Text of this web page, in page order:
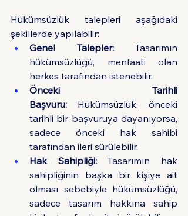
Hükümsüzlük talepleri aşağıdaki
şekillerde yapılabilir:
Genel Talepler: Tasarımın
hükümsüzlüğü, menfaati olan
herkes tarafından istenebilir.
Önceki Tarihli
Başvuru: Hükümsüzlük, önceki
tarihli bir başvuruya dayanıyorsa,
sadece önceki hak sahibi
tarafından ileri sürülebilir.
Hak Sahipliği: Tasarımın hak
sahipliğinin başka bir kişiye ait
olması sebebiyle hükümsüzlüğü,
sadece tasarım hakkına sahip